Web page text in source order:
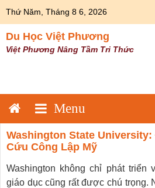
Thứ Năm, Tháng 8 6, 2026
Du Học Việt Phương
Việt Phương Nâng Tầm Tri Thức
Washington State
Cứu Công Lập Mỹ
Washington không chỉ phát triển
giáo dục cũng rất được chú trọng.